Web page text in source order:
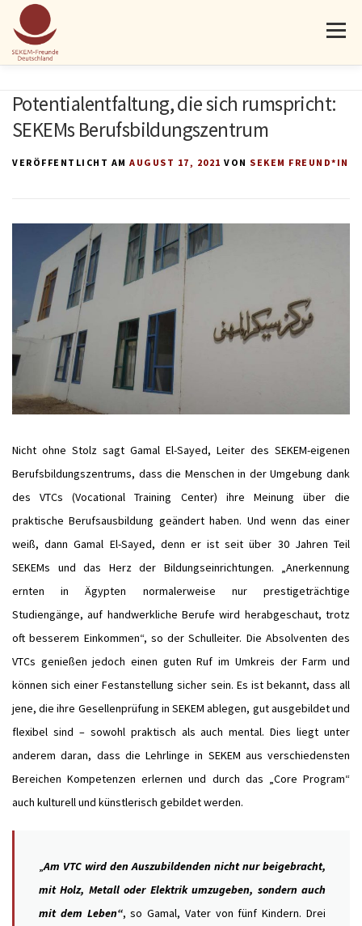
Menü
AKTUELLES PROJEKTE ÜBER UNS MITMACHEN
SPENDEN
Potentialentfaltung, die sich rumspricht:
SEKEMs Berufsbildungszentrum
VERÖFFENTLICHT AM AUGUST 17, 2021 VON SEKEM FREUND*IN
Nicht ohne Stolz sagt Gamal El-Sayed, Leiter des SEKEM-eigenen
Berufsbildungszentrums, dass die Menschen in der Umgebung dank
des VTCs (Vocational Training Center) ihre Meinung über die
praktische Berufsausbildung geändert haben. Und wenn das einer
weiß, dann Gamal El-Sayed, denn er ist seit über 30 Jahren Teil
SEKEMs und das Herz der Bildungseinrichtungen. „Anerkennung
ernten in Ägypten normalerweise nur prestigeträchtige
Studiengänge, auf handwerkliche Berufe wird herabgeschaut, trotz
oft besserem Einkommen“, so der Schulleiter. Die Absolventen des
VTCs genießen jedoch einen guten Ruf im Umkreis der Farm und
können sich einer Festanstellung sicher sein. Es ist bekannt, dass all
jene, die ihre Gesellenprüfung in SEKEM ablegen, gut ausgebildet und
flexibel sind – sowohl praktisch als auch mental. Dies liegt unter
anderem daran, dass die Lehrlinge in SEKEM aus verschiedensten
Bereichen Kompetenzen erlernen und durch das „Core Program“
auch kulturell und künstlerisch gebildet werden.
„Am VTC wird den Auszubildenden nicht nur beigebracht,
mit Holz, Metall oder Elektrik umzugeben, sondern auch
mit dem Leben“, so Gamal, Vater von fünf Kindern. Drei